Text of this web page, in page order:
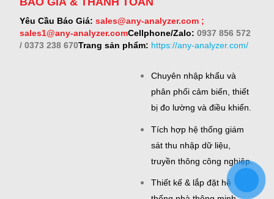
Yêu Cầu Báo Giá: sales@any-analyzer.com ;
sales1@any-analyzer.comCellphone/Zalo: 0937 856 572
/ 0373 238 670Trang sản phẩm: https://any-analyzer.com/
Chuyên nhập khẩu và
phân phối cảm biến, thiết
bị đo lường và điều khiển.
Tích hợp hệ thống giám
sát thu nhập dữ liệu,
truyền thông công nghiệp.
Thiết kế & lắp đặt hệ